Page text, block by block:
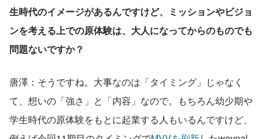
生時代のイメージがあるんですけど、ミッションやビジョ
ンを考える上での原体験は、大人になってからのものでも
問題ないですか？
唐澤：そうですね。大事なのは「タイミング」じゃなく
て、想いの「強さ」と「内容」なので。もちろん幼少期や
学生時代の原体験をもとに起業する人もいるんですけど、